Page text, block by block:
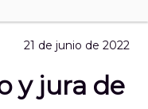
21 de junio de 2022
y jura de